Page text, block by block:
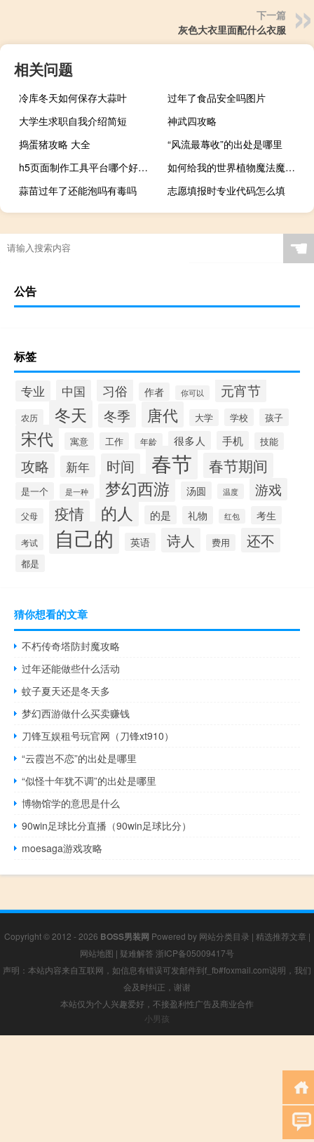
下一篇
灰色大衣里面配什么衣服
相关问题
冷库冬天如何保存大蒜叶
过年了食品安全吗图片
大学生求职自我介绍简短
神武四攻略
捣蛋猪攻略 大全
“风流最蓐收”的出处是哪里
h5页面制作工具平台哪个好（h5页面制作工具）
如何给我的世界植物魔法魔法池注入魔法？
蒜苗过年了还能泡吗有毒吗
志愿填报时专业代码怎么填
☚
公告
标签
专业 中国 习俗 作者 你可以 元宵节
农历 冬天 冬季 唐代 大学 学校 孩子
宋代 寓意 工作 年龄 很多人 手机 技能
攻略 新年 时间 春节 春节期间
是一个 是一种 梦幻西游 汤圆 温度 游戏
父母 疫情 的人 的是 礼物 红包 考生
考试 自己的 英语 诗人 费用 还不
都是
猜你想看的文章
不朽传奇塔防封魔攻略
过年还能做些什么活动
蚊子夏天还是冬天多
梦幻西游做什么买卖赚钱
刀锋互娱租号玩官网（刀锋xt910）
“云霞岂不恋”的出处是哪里
“似怪十年犹不调”的出处是哪里
博物馆学的意思是什么
90win足球比分直播（90win足球比分）
moesaga游戏攻略
Copyright © 2012 - 2026 BOSS男装网 Powered by 网站分类目录 | 精选推荐文章 |
网站地图 | 疑难解答 浙ICP备05009417号
声明：本站内容来自互联网，如信息有错误可发邮件到f_fb#foxmail.com说明，我们
会及时纠正，谢谢
本站仅为个人兴趣爱好，不接盈利性广告及商业合作
小男孩